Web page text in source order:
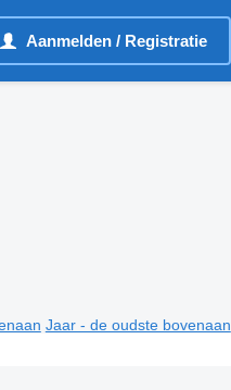
Aanmelden / Registratie
Jaar - de oudste bovenaan